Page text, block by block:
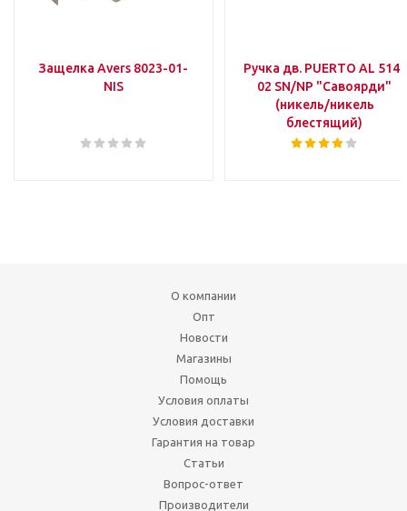
Защелка Avers 8023-01-
NIS
Ручка дв. PUERTO AL 514-
02 SN/NP "Савоярди"
(никель/никель
блестящий)
О компании
Опт
Новости
Магазины
Помощь
Условия оплаты
Условия доставки
Гарантия на товар
Статьи
Вопрос-ответ
Производители